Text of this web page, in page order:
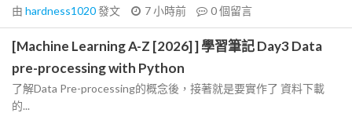
由 hardness1020發文 7 小時前 0個留言
[Machine Learning A-Z [2026] ] 學習筆記 Day3 Data
pre-processing with Python
了解Data Pre-processing的概念後，接著就是要實作了 資料下載
的...